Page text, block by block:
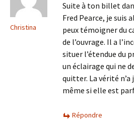
Christina
Suite à ton billet
Fred Pearce, je suis
peux témoigner du
de l’ouvrage. Il a
situer l’étendue du
un éclairage qui ne
quitter. La vérité n’a
même si elle est
Répondre